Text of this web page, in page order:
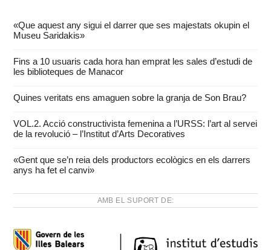
«Que aquest any sigui el darrer que ses majestats okupin el
Museu Saridakis»
Fins a 10 usuaris cada hora han emprat les sales d’estudi de
les biblioteques de Manacor
Quines veritats ens amaguen sobre la granja de Son Brau?
VOL.2. Acció constructivista femenina a l’URSS: l’art al servei
de la revolució – l’Institut d’Arts Decoratives
«Gent que se’n reia dels productors ecològics en els darrers
anys ha fet el canvi»
AMB EL SUPORT DE: